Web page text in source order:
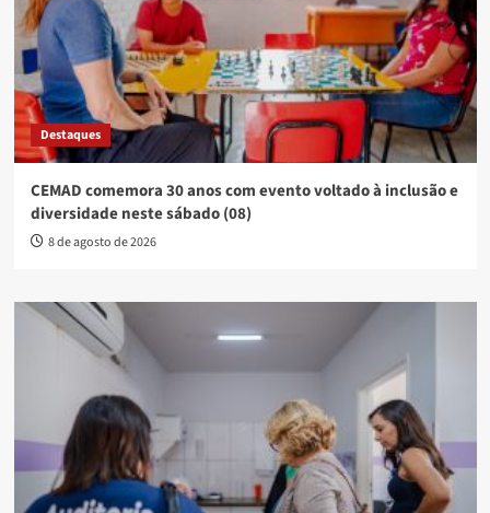
Destaques
CEMAD comemora 30 anos com evento voltado à inclusão e
diversidade neste sábado (08)
8 de agosto de 2026